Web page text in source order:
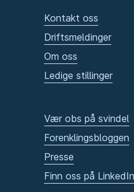
Kontakt oss
Driftsmeldinger
Om oss
Ledige stillinger
Vær obs på svindel
Forenklingsbloggen
Presse
Finn oss på LinkedIn